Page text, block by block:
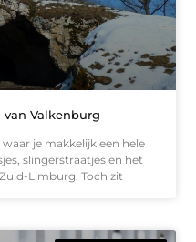
Valkenburg
je makkelijk een hele
slingerstraatjes en het
Limburg. Toch zit